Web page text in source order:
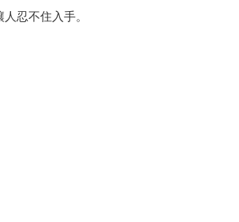
忍不住入手。